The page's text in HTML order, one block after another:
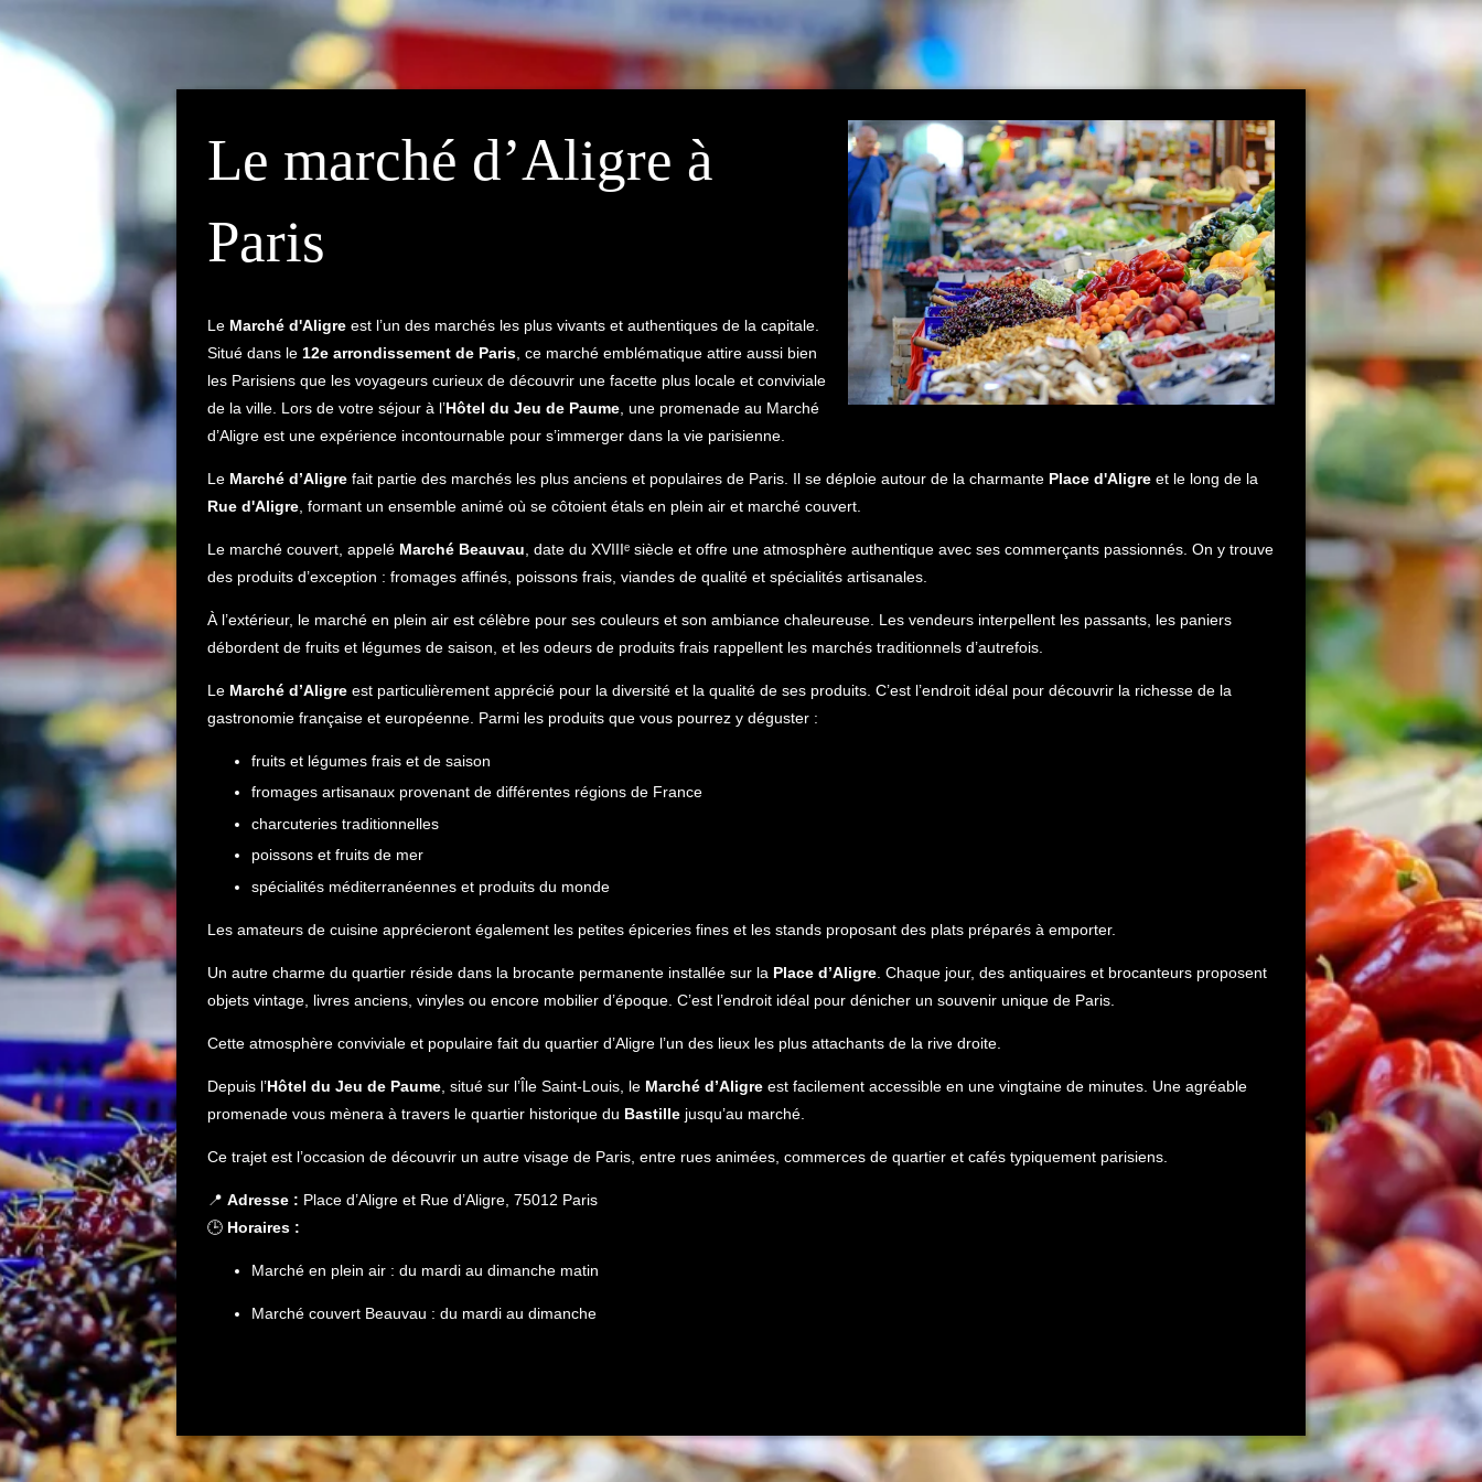
Le marché d’Aligre à
Paris
Le Marché d'Aligre est l’un des marchés les plus vivants et authentiques de la capitale.
Situé dans le 12e arrondissement de Paris , ce marché emblématique attire aussi bien
les Parisiens que les voyageurs curieux de découvrir une facette plus locale et conviviale
de la ville. Lors de votre séjour à l’Hôtel du Jeu de Paume , une promenade au Marché
d’Aligre est une expérience incontournable pour s’immerger dans la vie parisienne.
Le Marché d’Aligre fait partie des marchés les plus anciens et populaires de Paris. Il se déploie autour de la charmante Place d'Aligre et le long de la
Rue d'Aligre , formant un ensemble animé où se côtoient étals en plein air et marché couvert.
Le marché couvert, appelé Marché Beauvau , date du XVIIIᵉ siècle et offre une atmosphère authentique avec ses commerçants passionnés. On y trouve
des produits d’exception : fromages affinés, poissons frais, viandes de qualité et spécialités artisanales.
À l’extérieur, le marché en plein air est célèbre pour ses couleurs et son ambiance chaleureuse. Les vendeurs interpellent les passants, les paniers
débordent de fruits et légumes de saison, et les odeurs de produits frais rappellent les marchés traditionnels d’autrefois.
Le Marché d’Aligre est particulièrement apprécié pour la diversité et la qualité de ses produits. C’est l’endroit idéal pour découvrir la richesse de la
gastronomie française et européenne. Parmi les produits que vous pourrez y déguster :
fruits et légumes frais et de saison
fromages artisanaux provenant de différentes régions de France
charcuteries traditionnelles
poissons et fruits de mer
spécialités méditerranéennes et produits du monde
Les amateurs de cuisine apprécieront également les petites épiceries fines et les stands proposant des plats préparés à emporter.
Un autre charme du quartier réside dans la brocante permanente installée sur la Place d’Aligre . Chaque jour, des antiquaires et brocanteurs proposent
objets vintage, livres anciens, vinyles ou encore mobilier d’époque. C’est l’endroit idéal pour dénicher un souvenir unique de Paris.
Cette atmosphère conviviale et populaire fait du quartier d’Aligre l’un des lieux les plus attachants de la rive droite.
Depuis l’Hôtel du Jeu de Paume , situé sur l’Île Saint-Louis, le Marché d’Aligre est facilement accessible en une vingtaine de minutes. Une agréable
promenade vous mènera à travers le quartier historique du Bastille jusqu’au marché.
Ce trajet est l’occasion de découvrir un autre visage de Paris, entre rues animées, commerces de quartier et cafés typiquement parisiens.
📍 Adresse : Place d’Aligre et Rue d’Aligre, 75012 Paris
🕒 Horaires :
Marché en plein air : du mardi au dimanche matin
Marché couvert Beauvau : du mardi au dimanche